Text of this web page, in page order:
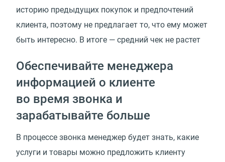
историю предыдущих покупок и предпочтений
клиента, поэтому не предлагает то, что ему может
быть интересно. В итоге — средний чек не растет
Обеспечивайте менеджера
информацией о клиенте
во время звонка и
зарабатывайте больше
В процессе звонка менеджер будет знать, какие
услуги и товары можно предложить клиенту